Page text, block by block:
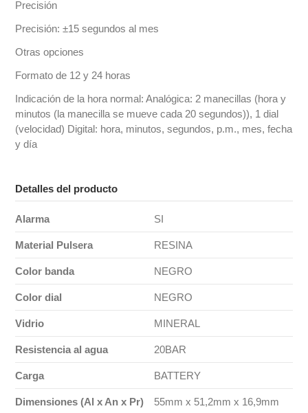
Precisión
Precisión: ±15 segundos al mes
Otras opciones
Formato de 12 y 24 horas
Indicación de la hora normal: Analógica: 2 manecillas (hora y
minutos (la manecilla se mueve cada 20 segundos)), 1 dial
(velocidad) Digital: hora, minutos, segundos, p.m., mes, fecha
y día
Detalles del producto
Alarma SI
Material Pulsera RESINA
Color banda NEGRO
Color dial NEGRO
Vidrio MINERAL
Resistencia al agua 20BAR
Carga BATTERY
Dimensiones (Al x An x Pr) 55mm x 51,2mm x 16,9mm